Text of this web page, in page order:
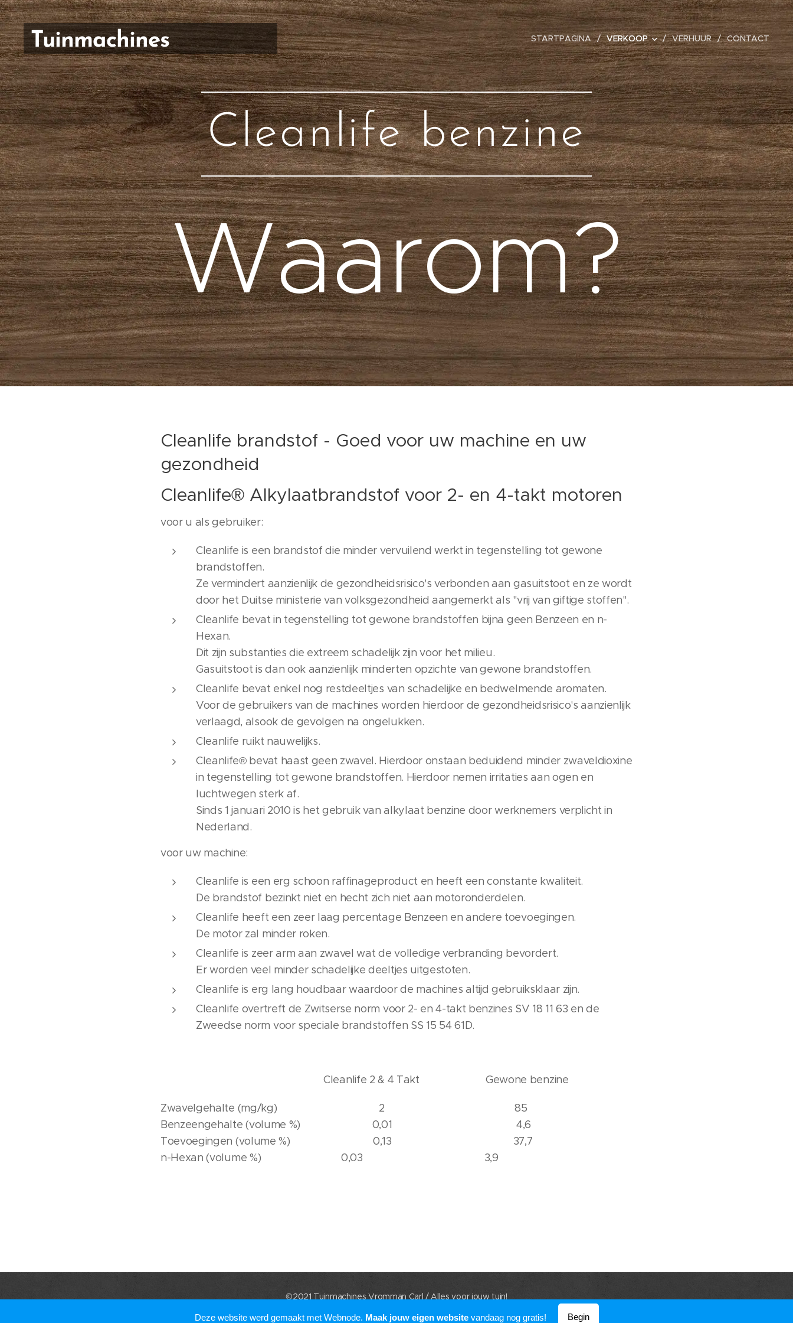
Tuinmachines
VrommanCarl
STARTPAGINA VERKOOP VERHUUR CONTACT
Cleanlife benzine
Waarom?
Cleanlife brandstof - Goed voor uw machine en uw
gezondheid
Cleanlife® Alkylaatbrandstof voor 2- en 4-takt motoren
voor u als gebruiker:
Cleanlife is een brandstof die minder vervuilend werkt in tegenstelling tot gewone
brandstoffen.
Ze vermindert aanzienlijk de gezondheidsrisico's verbonden aan gasuitstoot en ze wordt
door het Duitse ministerie van volksgezondheid aangemerkt als "vrij van giftige stoffen".
Cleanlife bevat in tegenstelling tot gewone brandstoffen bijna geen Benzeen en n-
Hexan.
Dit zijn substanties die extreem schadelijk zijn voor het milieu.
Gasuitstoot is dan ook aanzienlijk minderten opzichte van gewone brandstoffen.
Cleanlife bevat enkel nog restdeeltjes van schadelijke en bedwelmende aromaten.
Voor de gebruikers van de machines worden hierdoor de gezondheidsrisico's aanzienlijk
verlaagd, alsook de gevolgen na ongelukken.
Cleanlife ruikt nauwelijks.
Cleanlife® bevat haast geen zwavel. Hierdoor onstaan beduidend minder zwaveldioxine
in tegenstelling tot gewone brandstoffen. Hierdoor nemen irritaties aan ogen en
luchtwegen sterk af.
Sinds 1 januari 2010 is het gebruik van alkylaat benzine door werknemers verplicht in
Nederland.
voor uw machine:
Cleanlife is een erg schoon raffinageproduct en heeft een constante kwaliteit.
De brandstof bezinkt niet en hecht zich niet aan motoronderdelen.
Cleanlife heeft een zeer laag percentage Benzeen en andere toevoegingen.
De motor zal minder roken.
Cleanlife is zeer arm aan zwavel wat de volledige verbranding bevordert.
Er worden veel minder schadelijke deeltjes uitgestoten.
Cleanlife is erg lang houdbaar waardoor de machines altijd gebruiksklaar zijn.
Cleanlife overtreft de Zwitserse norm voor 2- en 4-takt benzines SV 18 11 63 en de
Zweedse norm voor speciale brandstoffen SS 15 54 61D.
Cleanlife 2 & 4 Takt Gewone benzine
Zwavelgehalte (mg/kg) 2 85
Benzeengehalte (volume %) 0,01 4,6
Toevoegingen (volume %) 0,13 37,7
n-Hexan (volume %) 0,03 3,9
©2021 Tuinmachines Vromman Carl / Alles voor jouw tuin!
Deze website werd gemaakt met Webnode. Maak jouw eigen websitevandaag nog gratis! Begin